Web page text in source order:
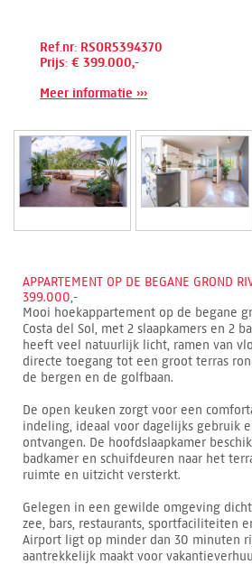
Ref.nr: RSOR5394370
Prijs: € 399.000,-
Meer informatie ›››
APPARTEMENT OP DE BEGANE GROND
399.000,-
Mooi hoekappartement op de begane
Costa del Sol, met 2 slaapkamers en 2
heeft veel natuurlijk licht, ramen van
directe toegang tot een groot terras
de bergen en de golfbaan.
De open keuken zorgt voor een
indeling, ideaal voor dagelijks gebruik
ontvangen. De hoofdslaapkamer
badkamer en schuifdeuren naar het
ruimte en uitzicht versterkt.
Gelegen in een gewilde omgeving
zee, bars, restaurants, sportfaciliteiten
Airport ligt op minder dan 30 minuten
aantrekkelijk maakt voor